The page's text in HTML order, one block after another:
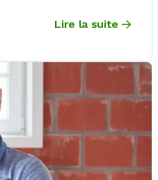
Lire la suite